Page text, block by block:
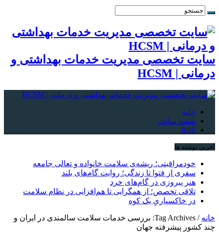
سایت تخصصی مدیریت خدمات بهداشتی و
درمانی | HCSM
خانه
نقشه سایت
RSS
آخرین نوشته ها
خودمراقبتی؛ ریشه‌ی سلامت خانواده و تعالی جامعه
سفری از فتوا تا زندگی؛ روایت گام‌های بلند
هنر پیروزی در گام‌های خرد
تلاقی تخصص؛ از همگرایی تا هم‌افزایی در نظام سلامت
در خاکسپاریِ یک کوه
خانه /
Tag Archives: بررسی خدمات سلامت سالمندی در ایران و
چند کشور پیشرفته جهان